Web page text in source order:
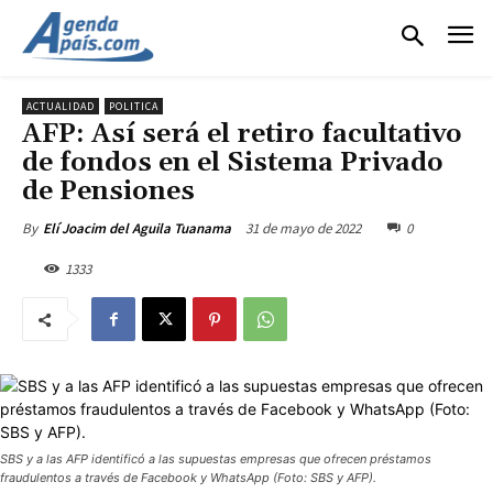
ACTUALIDAD POLITICA
AFP: Así será el retiro facultativo
de fondos en el Sistema Privado
de Pensiones
By Elí Joacim del Aguila Tuanama 31 de mayo de 2022 0
1333
SBS y a las AFP identificó a las supuestas empresas que ofrecen préstamos
fraudulentos a través de Facebook y WhatsApp (Foto: SBS y AFP).